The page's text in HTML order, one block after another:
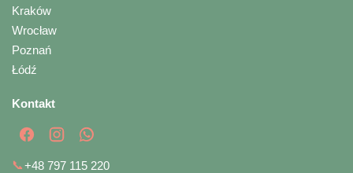
Kraków
Wrocław
Poznań
Łódź
Kontakt
📞+48 797 115 220